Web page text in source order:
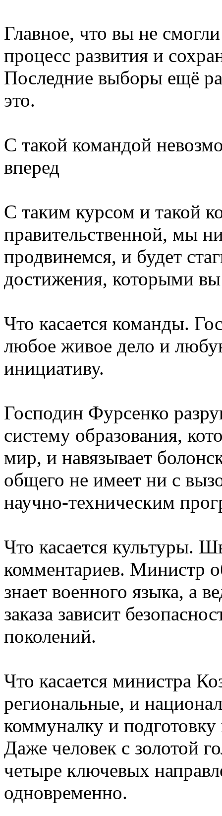
Главное, что вы не
процесс развития и
Последние выборы ещё
это.
С такой командой
вперед
С таким курсом и такой
правительственной, мы
продвинемся, и будет
достижения, которыми вы
Что касается команды.
любое живое дело и
инициативу.
Господин Фурсенко
систему образования,
мир, и навязывает
общего не имеет ни с
научно-техническим
Что касается культуры.
комментариев. Министр
знает военного языка, а
заказа зависит
поколений.
Что касается министра
региональные, и
коммуналку и
Даже человек с золотой
четыре ключевых
одновременно.